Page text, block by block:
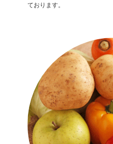
ております。